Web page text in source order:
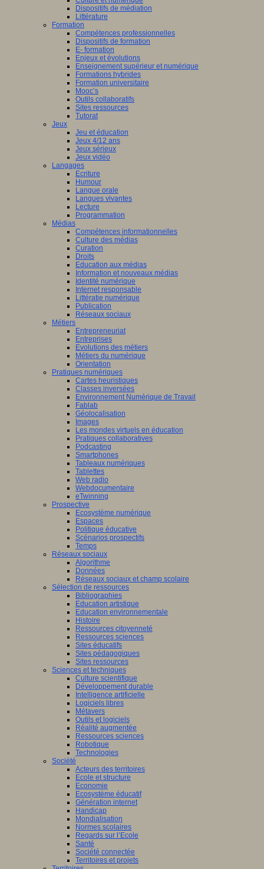
Dispositifs de médiation
Littérature
Formation
Compétences professionnelles
Dispositifs de formation
E- formation
Enjeux et évolutions
Enseignement supérieur et numérique
Formations hybrides
Formation universitaire
Mooc’s
Outils collaboratifs
Sites ressources
Tutorat
Jeux
Jeu et éducation
Jeux 4/12 ans
Jeux sérieux
Jeux vidéo
Langages
Ecriture
Humour
Langue orale
Langues vivantes
Lecture
Programmation
Médias
Compétences informationnelles
Culture des médias
Curation
Droits
Education aux médias
Information et nouveaux médias
Identité numérique
Internet responsable
Littératie numérique
Publication
Réseaux sociaux
Métiers
Entrepreneuriat
Entreprises
Evolutions des métiers
Métiers du numérique
Orientation
Pratiques numériques
Cartes heuristiques
Classes inversées
Environnement Numérique de Travail
Fablab
Géolocalisation
Images
Les mondes virtuels en éducation
Pratiques collaboratives
Podcasting
Smartphones
Tableaux numériques
Tablettes
Web radio
Webdocumentaire
eTwinning
Prospective
Ecosystème numérique
Espaces
Politique éducative
Scénarios prospectifs
Temps
Réseaux sociaux
Algorithme
Données
Réseaux sociaux et champ scolaire
Sélection de ressources
Bibliographies
Education artistique
Education environnementale
Histoire
Ressources citoyenneté
Ressources sciences
Sites éducatifs
Sites pédagogiques
Sites ressources
Sciences et techniques
Culture scientifique
Développement durable
Intelligence artificielle
Logiciels libres
Métavers
Outils et logiciels
Réalité augmentée
Ressources sciences
Robotique
Technologies
Société
Acteurs des territoires
Ecole et structure
Economie
Ecosystème éducatif
Génération internet
Handicap
Mondialisation
Normes scolaires
Regards sur l’Ecole
Santé
Société connectée
Territoires et projets